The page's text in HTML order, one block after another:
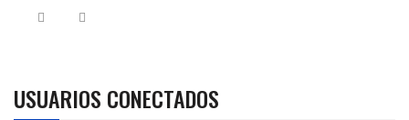
USUARIOS CONECTADOS